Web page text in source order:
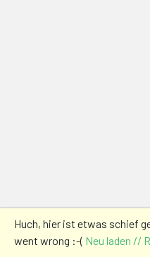
Huch, hier ist etwas schief
went wrong :-( Neu laden //